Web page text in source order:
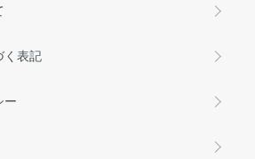
く表記
ー